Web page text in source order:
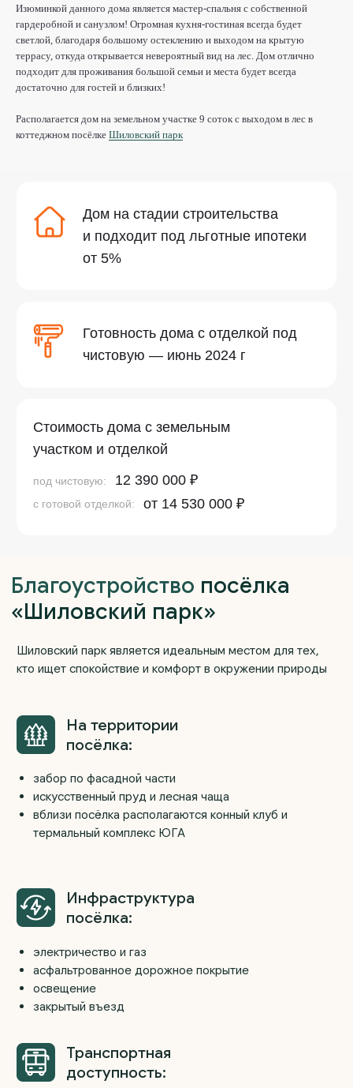
Изюминкой данного дома является мастер-спальня с собственной
гардеробной и санузлом! Огромная кухня-гостиная всегда будет
светлой, благодаря большому остеклению и выходом на крытую
террасу, откуда открывается невероятный вид на лес. Дом отлично
подходит для проживания большой семьи и места будет всегда
достаточно для гостей и близких!
Располагается дом на земельном участке 9 соток с выходом в лес в
коттеджном посёлке Шиловский парк
Готовность дома с отделкой под
чистовую —июнь 2024 г
участком и отделкой
На территории
посёлка:
Благоустройствопосёлка
«Шиловский парк»
Инфраструктура
На текущий день:
забор по фасадной части
электричество и газ
асфальтрованное дорожное покрытие
освещение
остановка общественного маршрута прямо
у посёлка до м. Ботаническая
возможность доехать до посёлка по нескольким
единый дизайн код
последние участки в продаже
Бесплатно изменим
планировкупо вашим
желаниям!
проектам, мы учтём все ваши пожелания
по планировочным решениям, если
строитесь с нами